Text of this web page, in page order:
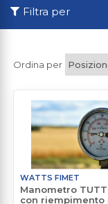
Filtra per
Ordina per
WATTS FIMET
Manometro
con riempimento